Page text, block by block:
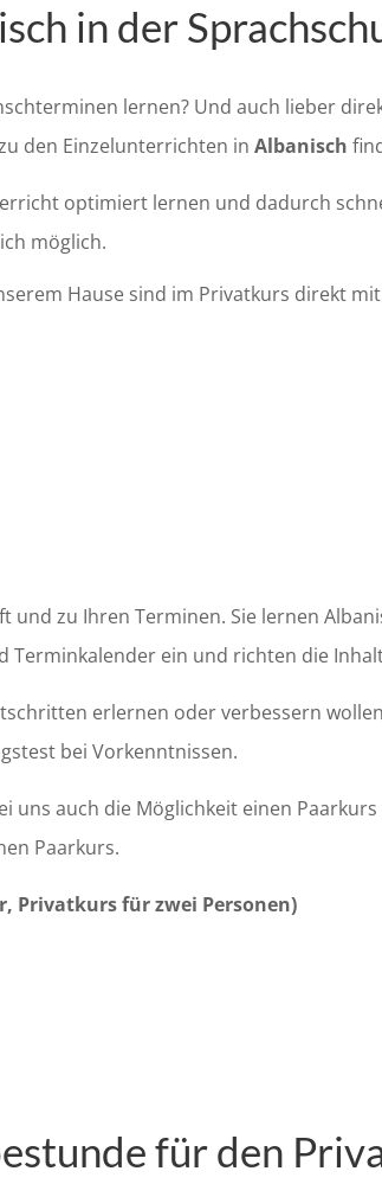
in der
lernen? Und auch lieber
den Einzelunterrichten in Albanisch
optimiert lernen und dadurch
möglich.
Hause sind im Privatkurs direkt
zu Ihren Terminen. Sie lernen
Terminkalender ein und richten die
erlernen oder verbessern
bei Vorkenntnissen.
auch die Möglichkeit einen
Paarkurs.
Privatkurs für zwei Personen)
für den